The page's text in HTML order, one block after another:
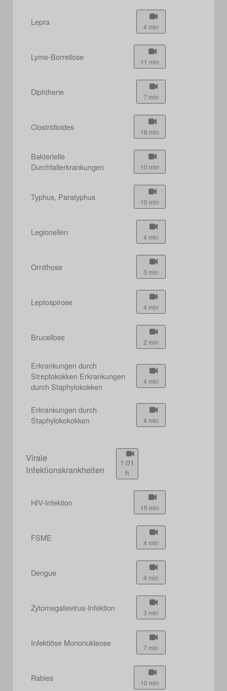
Lepra 4 min
Lyme-Borreliose 11 min
Diphtherie 7 min
Clostridioides 16 min
Bakterielle
Durchfallerkrankungen
10 min
Typhus, Paratyphus 10 min
Legionellen 4 min
Ornithose 3 min
Leptospirose 4 min
Brucellose 2 min
Erkrankungen durch
Streptokokken Erkrankungen
durch Staphylokokken
4 min
Erkrankungen durch
Staphylokokokken
4 min
Virale
Infektionskrankheiten
1:01
h
HIV-Infektion 15 min
FSME 4 min
Dengue 4 min
Zytomegalievirus-Infektion 3 min
Infektiöse Mononukleose 7 min
Rabies 10 min